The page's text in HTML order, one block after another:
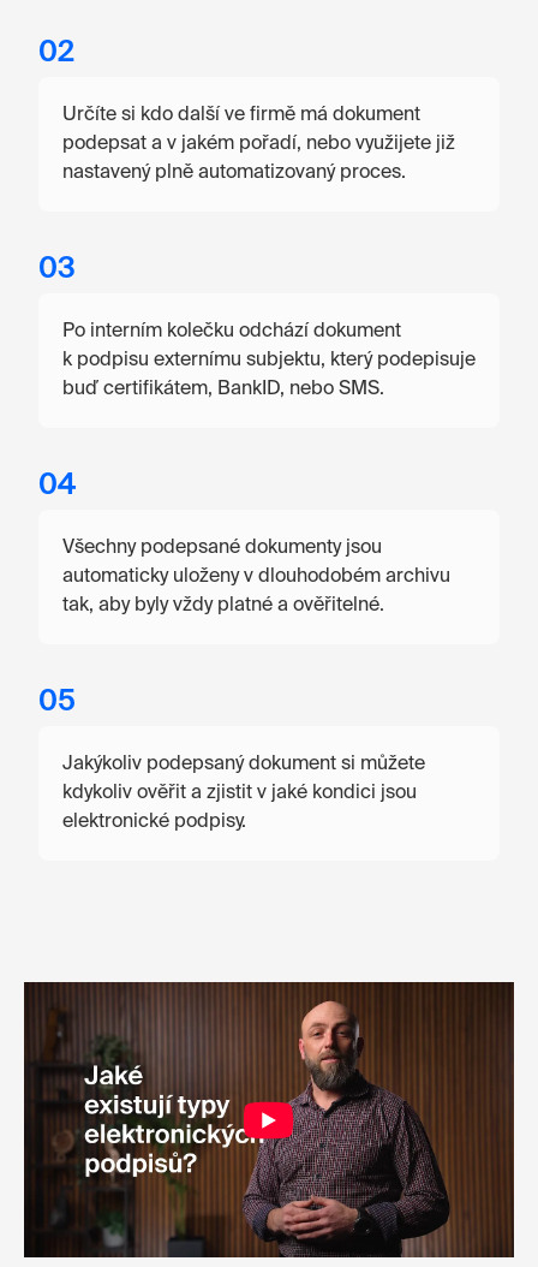
02
Určíte si kdo další ve firmě má dokument
podepsat a v jakém pořadí, nebo využijete již
nastavený plně automatizovaný proces.
03
Po interním kolečku odchází dokument
k podpisu externímu subjektu, který podepisuje
buď certifikátem, BankID, nebo SMS.
04
Všechny podepsané dokumenty jsou
automaticky uloženy v dlouhodobém archivu
tak, aby byly vždy platné a ověřitelné.
05
Jakýkoliv podepsaný dokument si můžete
kdykoliv ověřit a zjistit v jaké kondici jsou
elektronické podpisy.